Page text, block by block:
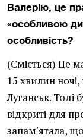
Валерію, це
«особливою
особливість?
(Сміється) Це
15 хвилин
Луганськ. Тоді
відкриті для
запам'ятала,